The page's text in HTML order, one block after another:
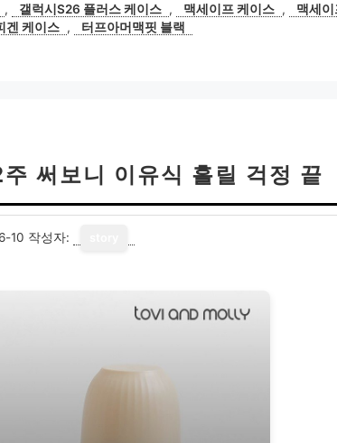
, 갤럭시S26 플러스 케이스 , 맥세이프 케이스 ,
맥세이
겐 케이스 , 터프아머맥핏 블랙
써보니 이유식 흘릴 걱정 끝
10 작성자: